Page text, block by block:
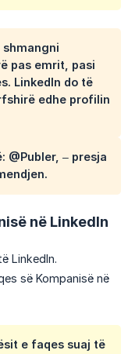
pas emrit, pasi
LinkedIn do të
edhe profilin
@Publer, – presja
në LinkedIn
LinkedIn.
së Kompanisë në
e faqes suaj të